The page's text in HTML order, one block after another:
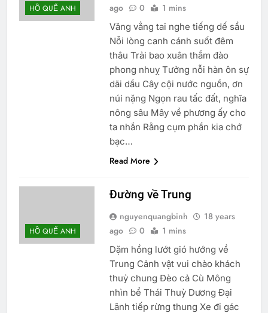
HỒ QUẾ ANH
ago
0 1 mins
Văng vẳng tai nghe tiếng dế sầu
Nỗi lòng canh cánh suốt đêm
thâu Trải bao xuân thắm đào
phong nhuỵ Tưởng nỗi hàn ôn sự
dãi dầu Cây cội nước nguồn, ơn
núi nặng Ngọn rau tấc đất, nghĩa
nông sâu Mây về phương ấy cho
ta nhắn Rằng cụm phần kia chớ
bạc…
Read More
HỒ QUẾ ANH
Đường về Trung
nguyenquangbinh
18 years
ago
0 1 mins
Dặm hồng lướt gió hướng về
Trung Cảnh vật vui chào khách
thuỷ chung Đèo cả Cù Mông
nhìn bể Thái Thuỳ Dương Đại
Lãnh tiếp rừng thung Xe đi gác